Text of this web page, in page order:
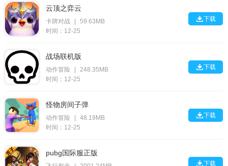
云顶之弈云
卡牌对战
59.63MB
时间：12-25
下载
战场联机版
动作冒险
248.35MB
时间：12-25
下载
怪物房间子弹
动作冒险
48.19MB
时间：12-25
下载
pubg国际服正版
下载